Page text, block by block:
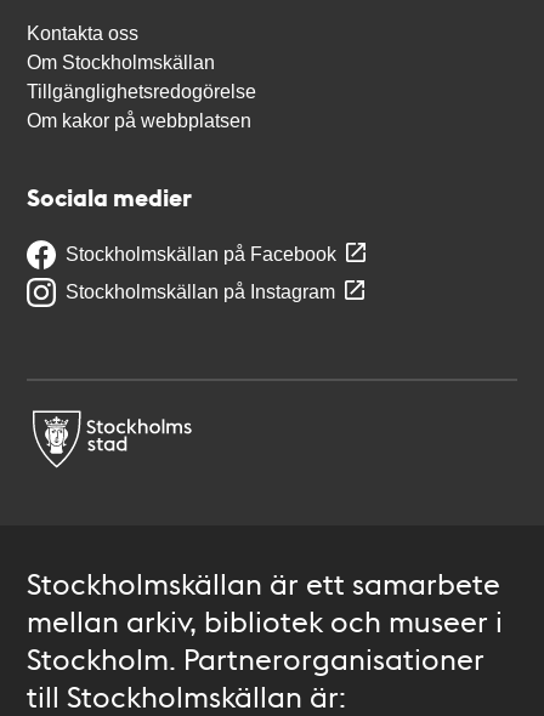
Kontakta oss
Om Stockholmskällan
Tillgänglighetsredogörelse
Om kakor på webbplatsen
Sociala medier
Stockholmskällan på Facebook
Stockholmskällan på Instagram
Stockholmskällan är ett samarbete
mellan arkiv, bibliotek och museer i
Stockholm. Partnerorganisationer
till Stockholmskällan är: